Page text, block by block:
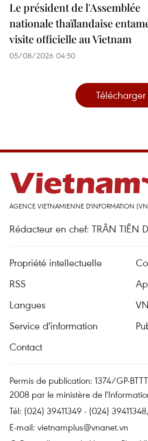
Le président de l'Assemblée
nationale thaïlandaise
visite officielle au Vietnam
05/08/2026 04:50
AGENCE VIETNAMIENNE D'INFORMATION
Rédacteur en chef: TRÂN TIÊN
Propriété intellectuelle
RSS
Langues
Service d'information
Contact
Permis de publication: 1374/GP-
2008 par le ministère de
Tél: (024) 39411349 - (024)
E-mail: vietnamplus@vnanet.vn